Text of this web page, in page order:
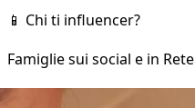
📱 Chi ti influencer?
Famiglie sui social e in Rete